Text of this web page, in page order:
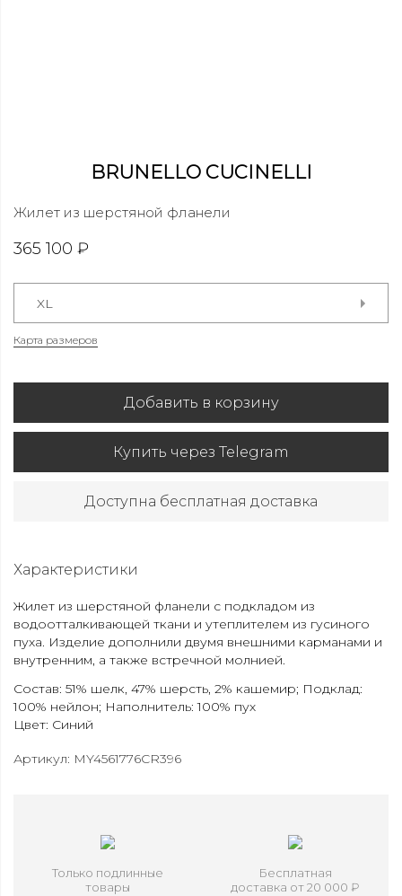
BRUNELLO CUCINELLI
Жилет из шерстяной фланели
365 100 ₽
XL
Карта размеров
Добавить в корзину
Купить через Telegram
Доступна бесплатная доставка
Характеристики
Жилет из шерстяной фланели с подкладом из
водоотталкивающей ткани и утеплителем из гусиного
пуха. Изделие дополнили двумя внешними карманами и
внутренним, а также встречной молнией.
Состав: 51% шелк, 47% шерсть, 2% кашемир; Подклад:
100% нейлон; Наполнитель: 100% пух
Цвет: Синий
Артикул: MY4561776CR396
Только подлинные
товары
Бесплатная
доставка от 20 000 ₽